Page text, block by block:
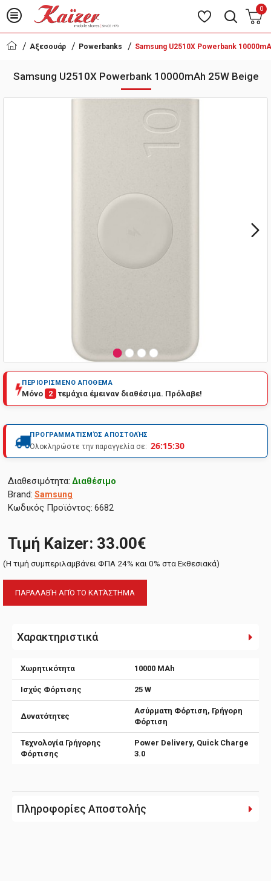
0
Αξεσουάρ Powerbanks Samsung U2510X Powerbank
Samsung U2510X Powerbank 10000mAh 25W Beige
ΠΕΡΙΟΡΙΣΜΕΝΟ ΑΠΟΘΕΜΑ
Μόνο 2 τεμάχια έμειναν διαθέσιμα. Πρόλαβε!
ΠΡΟΓΡΑΜΜΑΤΙΣΜΌΣ ΑΠΟΣΤΟΛΉΣ
Ολοκληρώστε την παραγγελία σε: 26:15:30
Διαθεσιμότητα: Διαθέσιμο
Brand: Samsung
Κωδικός Προϊόντος: 6682
ΠΑΡΑΛΑΒΉ ΑΠΌ ΤΟ ΚΑΤΆΣΤΗΜΑ
Τιμή Kaizer: 33.00€
(H τιμή συμπεριλαμβάνει ΦΠΑ 24% και 0% στα Εκθεσιακά)
Χαρακτηριστικά
Χωρητικότητα 10000 MAh
Ισχύς Φόρτισης 25 W
Δυνατότητες
Ασύρματη Φόρτιση, Γρήγορη
Φόρτιση
Τεχνολογία Γρήγορης
Φόρτισης
Power Delivery, Quick Charge
3.0
Πληροφορίες Αποστολής